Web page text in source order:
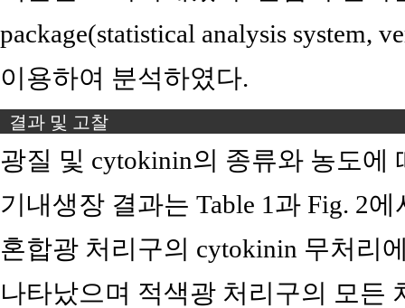
package(statistical analysis system,
이용하여 분석하였다.
결과 및 고찰
광질 및 cytokinin의 종류와 농도에
기내생장 결과는 Table 1과 Fig. 2
혼합광 처리구의 cytokinin 무처리
나타났으며 적색광 처리구의 모든